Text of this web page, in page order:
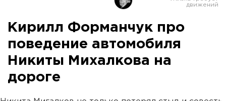
Оренбург
Кирилл Форманчук про
поведение автомобиля
Никиты Михалкова на
дороге